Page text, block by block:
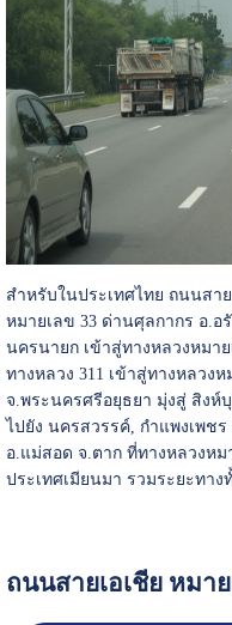
สำหรับในประเทศไทย ถนนสา
หมายเลข 33 ด่านศุลกากร อ.อ
นครนายก เข้าสู่ทางหลวงหมา
ทางหลวง 311 เข้าสู่ทางหลวง
จ.พระนครศรีอยุธยา มุ่งสู่ สิงห์
ไปยัง นครสวรรค์, กำแพงเพช
อ.แม่สอด จ.ตาก ที่ทางหลวงหม
ประเทศเมียนมา รวมระยะทาง
ถนนสายเอเชีย หมา